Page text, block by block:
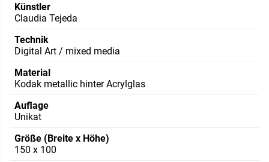
Künstler
Claudia Tejeda
Technik
Digital Art / mixed media
Material
Kodak metallic hinter Acrylglas
Auflage
Unikat
Größe (Breite x Höhe)
150 x 100